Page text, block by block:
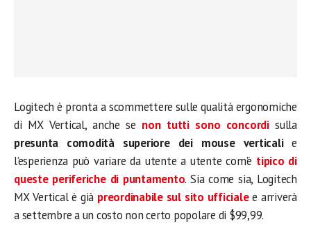
Logitech è pronta a scommettere sulle qualità ergonomiche
di MX Vertical, anche se non tutti sono concordisulla
presunta comodità superiore dei mouse verticalie
l’esperienza può variare da utente a utente com’è tipico di
queste periferiche di puntamento. Sia come sia, Logitech
MX Vertical è già preordinabile sul sito ufficialee arriverà
a settembre a un costo non certo popolare di $99,99.